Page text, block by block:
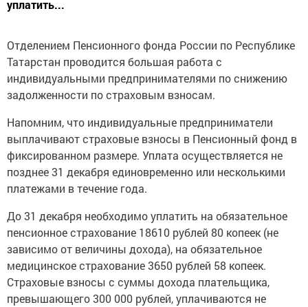
уплатить...
Отделением Пенсионного фонда России по Республике
Татарстан проводится большая работа с
индивидуальными предпринимателями по снижению
задолженности по страховым взносам.
Напомним, что индивидуальные предприниматели
выплачивают страховые взносы в Пенсионный фонд в
фиксированном размере. Уплата осуществляется не
позднее 31 декабря единовременно или несколькими
платежами в течение года.
До 31 декабря необходимо уплатить на обязательное
пенсионное страхование 18610 рублей 80 копеек (не
зависимо от величины дохода), на обязательное
медицинское страхование 3650 рублей 58 копеек.
Страховые взносы с суммы дохода плательщика,
превышающего 300 000 рублей, уплачиваются не